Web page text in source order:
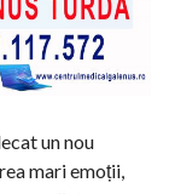
un nou
mari emoții,